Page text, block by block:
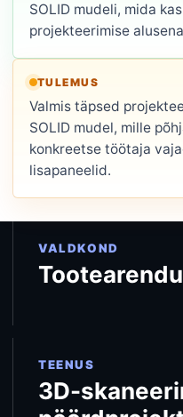
SOLID mudeli, mida
projekteerimise
TULEMUS
Valmis täpsed
SOLID mudel, mille
konkreetse töötaja
lisapaneelid.
VALDKOND
TEENUS
3D-